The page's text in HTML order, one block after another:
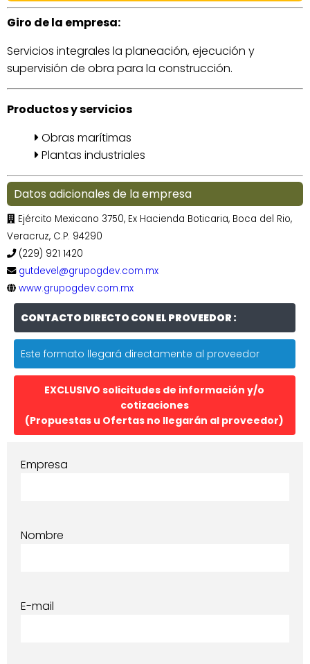
Giro de la empresa:
Servicios integrales la planeación, ejecución y
supervisión de obra para la construcción.
Productos y servicios
Obras marítimas
Plantas industriales
Datos adicionales de la empresa
Ejército Mexicano 3750, Ex Hacienda Boticaria, Boca del Rio,
Veracruz, C.P. 94290
(229) 921 1420
gutdevel@grupogdev.com.mx
www.grupogdev.com.mx
CONTACTO DIRECTO CON EL PROVEEDOR :
Este formato llegará directamente al proveedor
EXCLUSIVO solicitudes de información y/o
cotizaciones
(Propuestas u Ofertas no llegarán al proveedor)
Empresa
Nombre
E-mail